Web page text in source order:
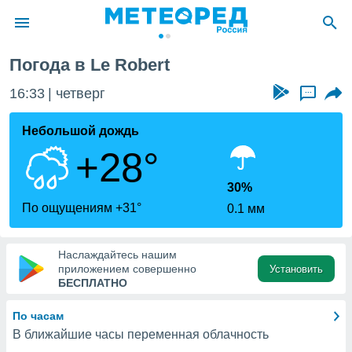
о
Вы можете
к этому
доступ
Погода в Le Robert
16:33 четверг ...
Небольшой дождь
+28°
По ощущениям +31°
30%
0.1 мм
Наслаждайтесь нашим
приложением совершенно
БЕСПЛАТНО
Установить
По часам
В ближайшие часы переменная облачность